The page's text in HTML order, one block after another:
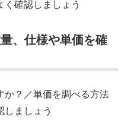
く確認しましょう
、仕様や単価を確
か？／単価を調べる方法
しましょう